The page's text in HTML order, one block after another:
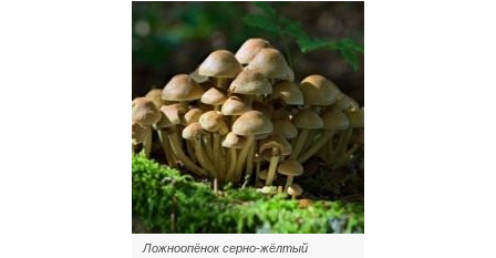
Ложноопёнок серно-жёлтый